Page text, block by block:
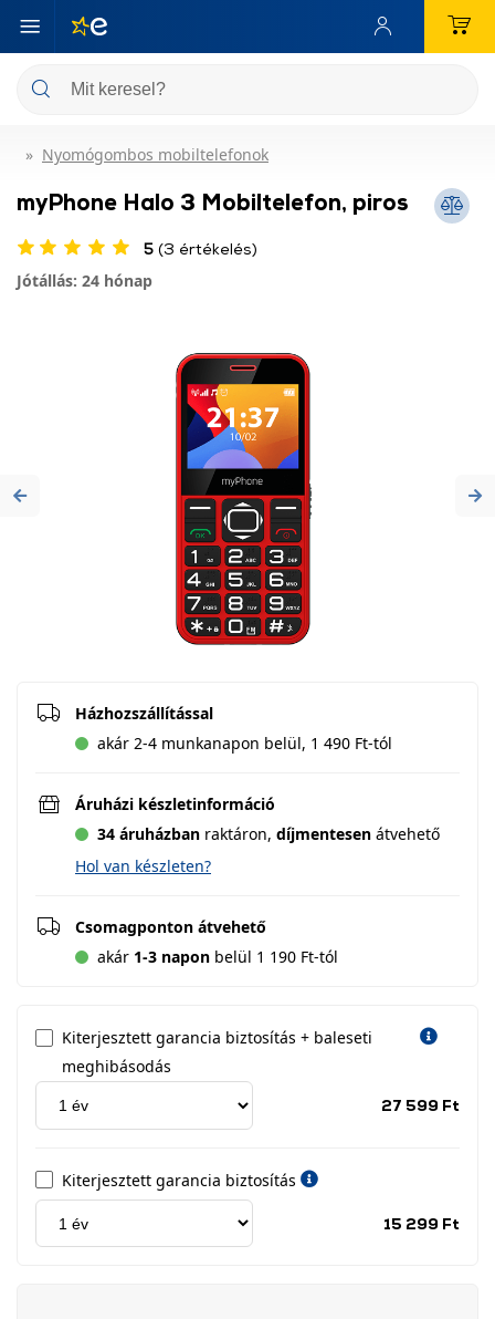
Nyomógombos mobiltelefonok
myPhone Halo 3 Mobiltelefon, piros
5 (3 értékelés)
Jótállás: 24 hónap
Previous
Házhozszállítással
akár 2-4 munkanapon belül, 1 490 Ft-tól
Áruházi készletinformáció
34 áruházban raktáron, díjmentesen átvehető
Hol van készleten?
Csomagponton átvehető
akár 1-3 napon belül 1 190 Ft-tól
Kiterjesztett garancia biztosítás + baleseti
meghibásodás
27 599 Ft
Kiterjesztett garancia biztosítás
15 299 Ft